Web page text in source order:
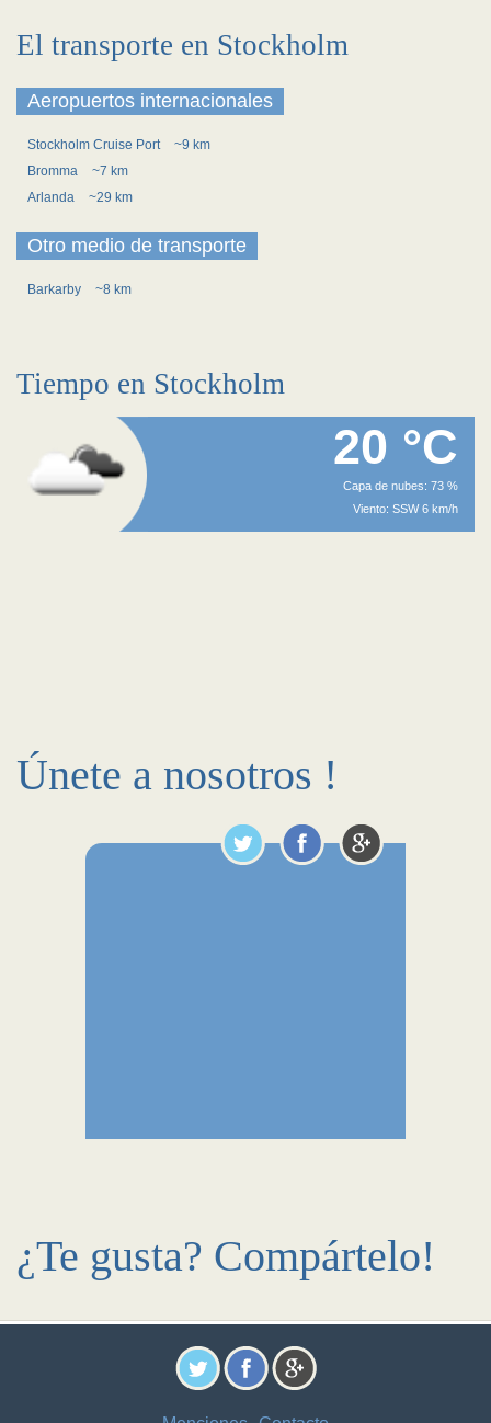
El transporte en Stockholm
Aeropuertos internacionales
Stockholm Cruise Port
~9 km
Bromma
~7 km
Arlanda
~29 km
Otro medio de transporte
Barkarby ~8 km
Tiempo en Stockholm
20 °C
Capa de nubes: 73 %
Viento: SSW 6 km/h
Únete a nosotros !
¿Te gusta? Compártelo!